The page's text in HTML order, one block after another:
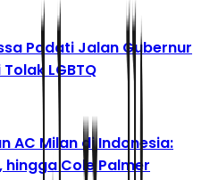
Padati Jalan Gubernur
LGBTQ
AC Milan di Indonesia:
hingga Cole Palmer